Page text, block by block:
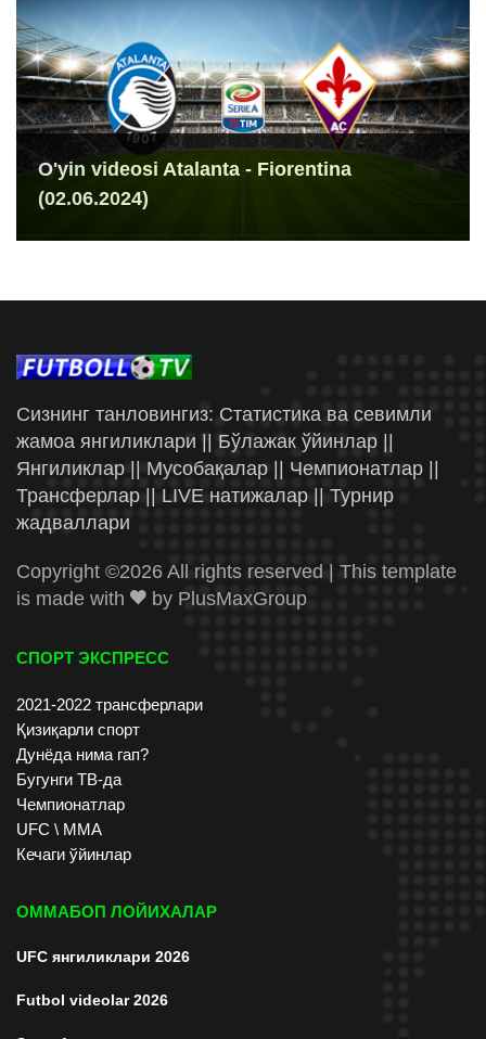
O'yin videosi Atalanta - Fiorentina
(02.06.2024)
Сизнинг танловингиз: Статистика ва севимли
жамоа янгиликлари || Бўлажак ўйинлар ||
Янгиликлар || Мусобақалар || Чемпионатлар ||
Трансферлар || LIVE натижалар || Турнир
жадваллари
Copyright ©2026 All rights reserved | This template
is made with
by PlusMaxGroup
СПОРТ ЭКСПРЕСС
2021-2022 трансферлари
Қизиқарли спорт
Дунёда нима гап?
Бугунги ТВ-да
Чемпионатлар
UFC \ ММА
Кечаги ўйинлар
ОММАБОП ЛОЙИХАЛАР
UFC янгиликлари 2026
Futbol videolar 2026